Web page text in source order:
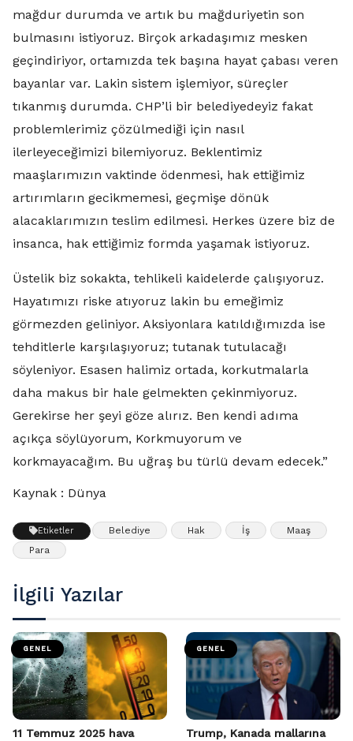
mağdur durumda ve artık bu mağduriyetin son
bulmasını istiyoruz. Birçok arkadaşımız mesken
geçindiriyor, ortamızda tek başına hayat çabası veren
bayanlar var. Lakin sistem işlemiyor, süreçler
tıkanmış durumda. CHP’li bir belediyedeyiz fakat
problemlerimiz çözülmediği için nasıl
ilerleyeceğimizi bilemiyoruz. Beklentimiz
maaşlarımızın vaktinde ödenmesi, hak ettiğimiz
artırımların gecikmemesi, geçmişe dönük
alacaklarımızın teslim edilmesi. Herkes üzere biz de
insanca, hak ettiğimiz formda yaşamak istiyoruz.
Üstelik biz sokakta, tehlikeli kaidelerde çalışıyoruz.
Hayatımızı riske atıyoruz lakin bu emeğimiz
görmezden geliniyor. Aksiyonlara katıldığımızda ise
tehditlerle karşılaşıyoruz; tutanak tutulacağı
söyleniyor. Esasen halimiz ortada, korkutmalarla
daha makus bir hale gelmekten çekinmiyoruz.
Gerekirse her şeyi göze alırız. Ben kendi adıma
açıkça söylüyorum, Korkmuyorum ve
korkmayacağım. Bu uğraş bu türlü devam edecek.”
Kaynak : Dünya
Etiketler Belediye Hak İş
Maaş
Para
İlgili Yazılar
GENEL
11 Temmuz 2025 hava
GENEL
Trump, Kanada mallarına